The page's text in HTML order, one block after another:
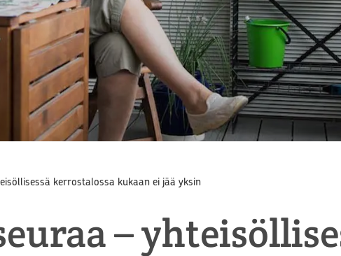
kerrostalossa kukaan ei jää yksin
–